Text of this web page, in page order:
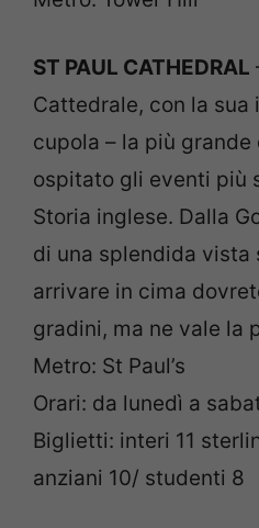
ST PAUL CATHEDRAL
Cattedrale, con la sua
cupola – la più
ospitato gli eventi più
Storia inglese. Dalla
di una splendida vista
arrivare in cima
gradini, ma ne vale la
Metro: St Paul’s
Orari: da lunedì a
Biglietti: interi 11
anziani 10/ studenti 8